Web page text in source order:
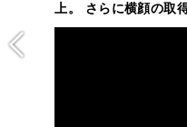
上。 さらに横顔の取